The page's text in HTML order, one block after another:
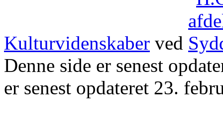
Kulturvidenskaber ved
Denne side er senest
er senest opdateret 23.